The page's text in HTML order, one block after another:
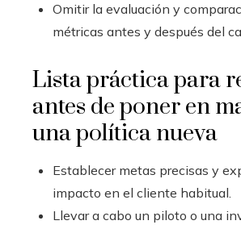
Omitir la evaluación y
métricas antes y después del
Lista práctica para
antes de poner en
una política nueva
Establecer metas precisas y
impacto en el cliente habitual.
Llevar a cabo un piloto o una